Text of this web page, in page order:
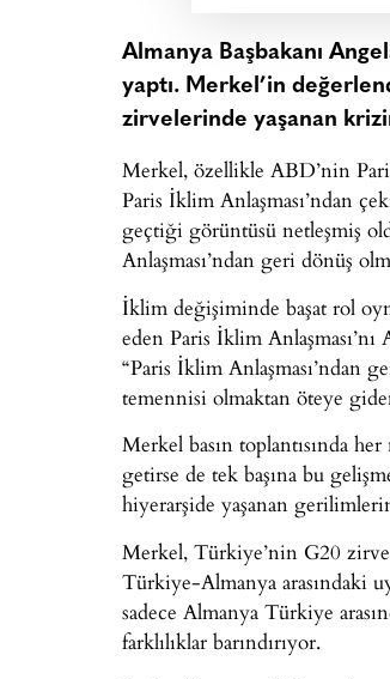
Almanya Başbakanı
yaptı. Merkel’in
zirvelerinde yaşanan
Merkel, özellikle ABD’nin
Paris İklim Anlaşması’ndan
geçtiği görüntüsü netleşmiş
Anlaşması’ndan geri dönüş
İklim değişiminde başat rol
eden Paris İklim
“Paris İklim
temennisi olmaktan öteye
Merkel basın toplantısında
getirse de tek başına bu
hiyerarşide yaşanan
Merkel, Türkiye’nin G20
Türkiye-Almanya arasındaki
sadece Almanya Türkiye
farklılıklar barındırıyor.